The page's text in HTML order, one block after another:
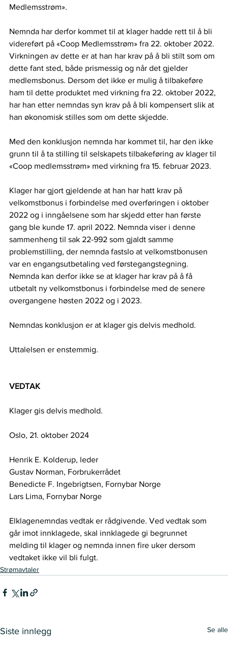
Medlemsstrøm».
Nemnda har derfor kommet til at klager hadde rett til å bli
videreført på «Coop Medlemsstrøm» fra 22. oktober 2022.
Virkningen av dette er at han har krav på å bli stilt som om
dette fant sted, både prismessig og når det gjelder
medlemsbonus. Dersom det ikke er mulig å tilbakeføre
ham til dette produktet med virkning fra 22. oktober 2022,
har han etter nemndas syn krav på å bli kompensert slik at
han økonomisk stilles som om dette skjedde.
Med den konklusjon nemnda har kommet til, har den ikke
grunn til å ta stilling til selskapets tilbakeføring av klager til
«Coop medlemsstrøm» med virkning fra 15. februar 2023.
Klager har gjort gjeldende at han har hatt krav på
velkomstbonus i forbindelse med overføringen i oktober
2022 og i inngåelsene som har skjedd etter han første
gang ble kunde 17. april 2022. Nemnda viser i denne
sammenheng til sak 22-992 som gjaldt samme
problemstilling, der nemnda fastslo at velkomstbonusen
var en engangsutbetaling ved førstegangstegning.
Nemnda kan derfor ikke se at klager har krav på å få
utbetalt ny velkomstbonus i forbindelse med de senere
overgangene høsten 2022 og i 2023.
Nemndas konklusjon er at klager gis delvis medhold.
Uttalelsen er enstemmig.
VEDTAK
Klager gis delvis medhold.
Oslo, 21. oktober 2024
Henrik E. Kolderup, leder
Gustav Norman, Forbrukerrådet
Benedicte F. Ingebrigtsen, Fornybar Norge
Lars Lima, Fornybar Norge
Elklagenemndas vedtak er rådgivende. Ved vedtak som
går imot innklagede, skal innklagede gi begrunnet
melding til klager og nemnda innen fire uker dersom
vedtaket ikke vil bli fulgt.
Strømavtaler
Siste innlegg Se alle